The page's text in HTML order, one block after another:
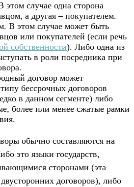
случае одна сторона
а другая – покупателем.
В этом случае может быть
или покупателей (если речь
собственности). Либо одна из
в роли посредника при
договор может
бессрочных договоров
в данном сегменте) либо
более или менее сжатые рамки
обычно составляются на
это языки государств,
сторонами (эта
договоров), либо